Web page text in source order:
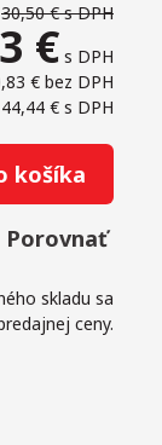
30,50 €s DPH
€ s DPH
€ bez DPH
€ s DPH
košíka
Porovnať
skladu sa
ceny.